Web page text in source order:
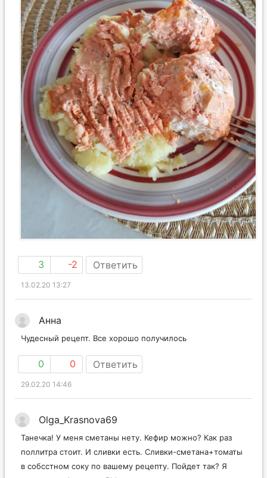
3 -2 Ответить
13.02.20 13:27
Анна
Чудесный рецепт. Все хорошо получилось
0 0 Ответить
29.02.20 14:46
Olga_Krasnova69
Танечка! У меня сметаны нету. Кефир можно? Как раз
поллитра стоит. И сливки есть. Сливки-сметана+томаты
в собсстном соку по вашему рецепту. Пойдет так? Я